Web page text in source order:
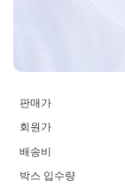
판매가
회원가
배송비
박스 입수량